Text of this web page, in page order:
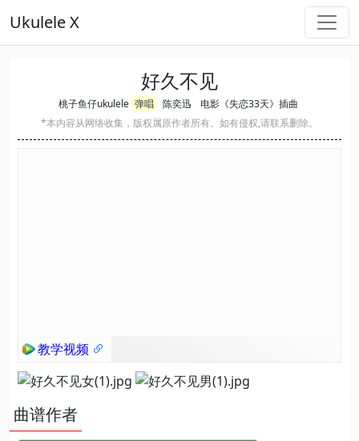
Ukulele X
好久不见
桃子鱼仔ukulele 弹唱 陈奕迅
电影《失恋33天》插曲
*本内容从网络收集，版权属原作者所有。如有侵权,请联系删除。
教学视频
曲谱作者